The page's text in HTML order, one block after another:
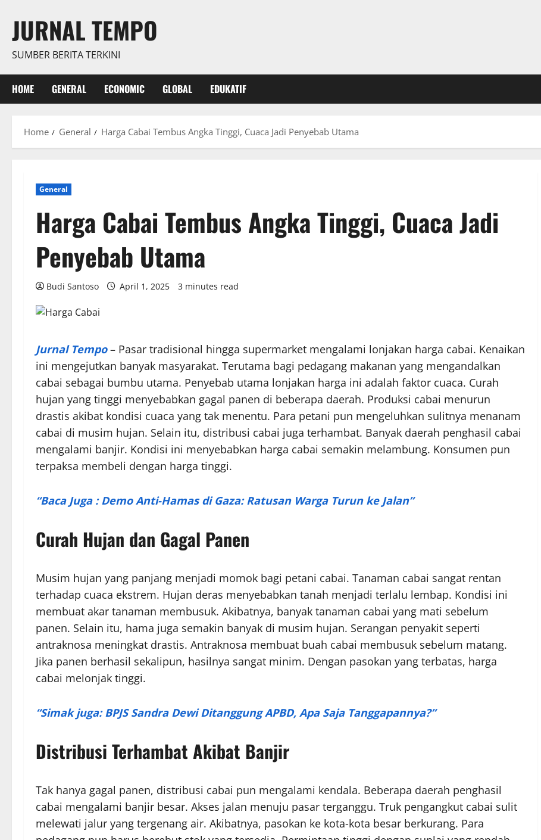
content
JURNAL TEMPO
SUMBER BERITA TERKINI
HOME GENERAL ECONOMIC GLOBAL EDUKATIF
Home General Harga Cabai Tembus Angka Tinggi, Cuaca Jadi Penyebab Utama
General
Harga Cabai Tembus Angka Tinggi, Cuaca Jadi
Penyebab Utama
Budi Santoso April 1, 2025 3 minutes read
Jurnal Tempo– Pasar tradisional hingga supermarket mengalami lonjakan harga cabai. Kenaikan
ini mengejutkan banyak masyarakat. Terutama bagi pedagang makanan yang mengandalkan
cabai sebagai bumbu utama. Penyebab utama lonjakan harga ini adalah faktor cuaca. Curah
hujan yang tinggi menyebabkan gagal panen di beberapa daerah. Produksi cabai menurun
drastis akibat kondisi cuaca yang tak menentu. Para petani pun mengeluhkan sulitnya menanam
cabai di musim hujan. Selain itu, distribusi cabai juga terhambat. Banyak daerah penghasil cabai
mengalami banjir. Kondisi ini menyebabkan harga cabai semakin melambung. Konsumen pun
terpaksa membeli dengan harga tinggi.
“Baca Juga : Demo Anti-Hamas di Gaza: Ratusan Warga Turun ke Jalan”
Curah Hujan dan Gagal Panen
Musim hujan yang panjang menjadi momok bagi petani cabai. Tanaman cabai sangat rentan
terhadap cuaca ekstrem. Hujan deras menyebabkan tanah menjadi terlalu lembap. Kondisi ini
membuat akar tanaman membusuk. Akibatnya, banyak tanaman cabai yang mati sebelum
panen. Selain itu, hama juga semakin banyak di musim hujan. Serangan penyakit seperti
antraknosa meningkat drastis. Antraknosa membuat buah cabai membusuk sebelum matang.
Jika panen berhasil sekalipun, hasilnya sangat minim. Dengan pasokan yang terbatas, harga
cabai melonjak tinggi.
“Simak juga: BPJS Sandra Dewi Ditanggung APBD, Apa Saja Tanggapannya?”
Distribusi Terhambat Akibat Banjir
Tak hanya gagal panen, distribusi cabai pun mengalami kendala. Beberapa daerah penghasil
cabai mengalami banjir besar. Akses jalan menuju pasar terganggu. Truk pengangkut cabai sulit
melewati jalur yang tergenang air. Akibatnya, pasokan ke kota-kota besar berkurang. Para